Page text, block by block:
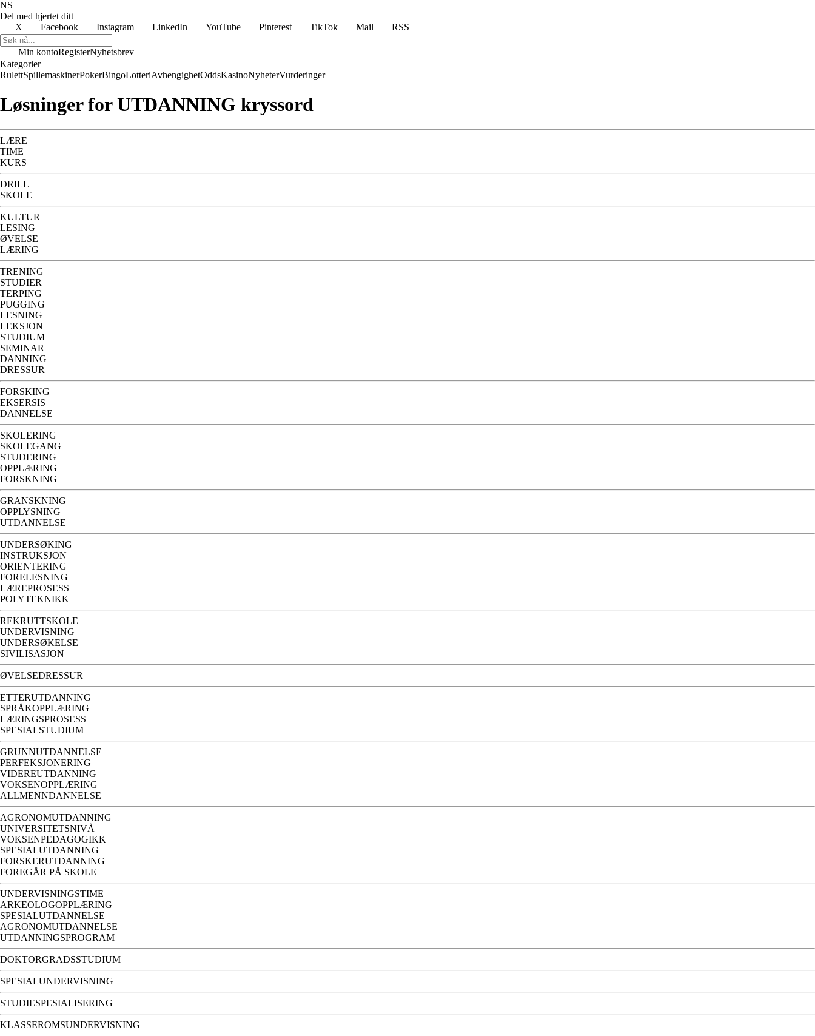
NS
Del med hjertet ditt
X
Facebook Instagram LinkedIn YouTube Pinterest TikTok Mail RSS
Min kontoRegisterNyhetsbrev
Kategorier
RulettSpillemaskinerPokerBingoLotteriAvhengighetOddsKasinoNyheterVurderinger
Løsninger for UTDANNING kryssord
LÆRE
TIME
KURS
DRILL
SKOLE
KULTUR
LESING
ØVELSE
LÆRING
TRENING
STUDIER
TERPING
PUGGING
LESNING
LEKSJON
STUDIUM
SEMINAR
DANNING
DRESSUR
FORSKING
EKSERSIS
DANNELSE
SKOLERING
SKOLEGANG
STUDERING
OPPLÆRING
FORSKNING
GRANSKNING
OPPLYSNING
UTDANNELSE
UNDERSØKING
INSTRUKSJON
ORIENTERING
FORELESNING
LÆREPROSESS
POLYTEKNIKK
REKRUTTSKOLE
UNDERVISNING
UNDERSØKELSE
SIVILISASJON
ØVELSEDRESSUR
ETTERUTDANNING
SPRÅKOPPLÆRING
LÆRINGSPROSESS
SPESIALSTUDIUM
GRUNNUTDANNELSE
PERFEKSJONERING
VIDEREUTDANNING
VOKSENOPPLÆRING
ALLMENNDANNELSE
AGRONOMUTDANNING
UNIVERSITETSNIVÅ
VOKSENPEDAGOGIKK
SPESIALUTDANNING
FORSKERUTDANNING
FOREGÅR PÅ SKOLE
UNDERVISNINGSTIME
ARKEOLOGOPPLÆRING
SPESIALUTDANNELSE
AGRONOMUTDANNELSE
UTDANNINGSPROGRAM
DOKTORGRADSSTUDIUM
SPESIALUNDERVISNING
STUDIESPESIALISERING
KLASSEROMSUNDERVISNING